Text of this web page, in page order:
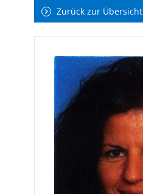
Zurück zur Übersicht